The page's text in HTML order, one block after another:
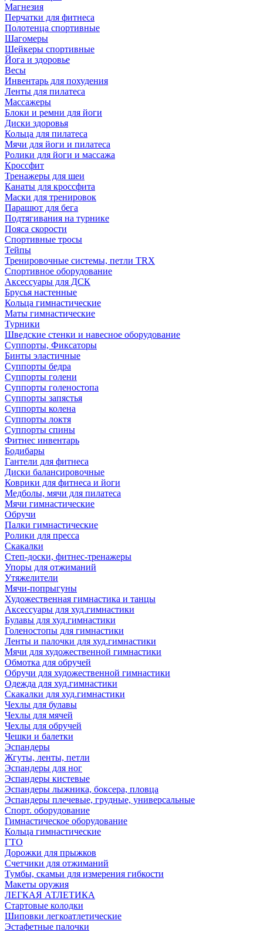
Магнезия
Перчатки для фитнеса
Полотенца спортивные
Шагомеры
Шейкеры спортивные
Йога и здоровье
Весы
Инвентарь для похудения
Ленты для пилатеса
Массажеры
Блоки и ремни для йоги
Диски здоровья
Кольца для пилатеса
Мячи для йоги и пилатеса
Ролики для йоги и массажа
Кроссфит
Тренажеры для шеи
Канаты для кроссфита
Маски для тренировок
Парашют для бега
Подтягивания на турнике
Пояса скорости
Спортивные тросы
Тейпы
Тренировочные системы, петли TRX
Спортивное оборудование
Аксессуары для ДСК
Брусья настенные
Кольца гимнастические
Маты гимнастические
Турники
Шведские стенки и навесное оборудование
Суппорты, Фиксаторы
Бинты эластичные
Суппорты бедра
Суппорты голени
Суппорты голеностопа
Суппорты запястья
Суппорты колена
Суппорты локтя
Суппорты спины
Фитнес инвентарь
Бодибары
Гантели для фитнеса
Диски балансировочные
Коврики для фитнеса и йоги
Медболы, мячи для пилатеса
Мячи гимнастические
Обручи
Палки гимнастические
Ролики для пресса
Скакалки
Степ-доски, фитнес-тренажеры
Упоры для отжиманий
Утяжелители
Мячи-попрыгуны
Художественная гимнастика и танцы
Аксессуары для худ.гимнастики
Булавы для худ.гимнастики
Голеностопы для гимнастики
Ленты и палочки для худ.гимнастики
Мячи для художественной гимнастики
Обмотка для обручей
Обручи для художественной гимнастики
Одежда для худ.гимнастики
Скакалки для худ.гимнастики
Чехлы для булавы
Чехлы для мячей
Чехлы для обручей
Чешки и балетки
Эспандеры
Жгуты, ленты, петли
Эспандеры для ног
Эспандеры кистевые
Эспандеры лыжника, боксера, пловца
Эспандеры плечевые, грудные, универсальные
Спорт. оборудование
Гимнастическое оборудование
Кольца гимнастические
ГТО
Дорожки для прыжков
Счетчики для отжиманий
Тумбы, скамьи для измерения гибкости
Макеты оружия
ЛЕГКАЯ АТЛЕТИКА
Стартовые колодки
Шиповки легкоатлетические
Эстафетные палочки